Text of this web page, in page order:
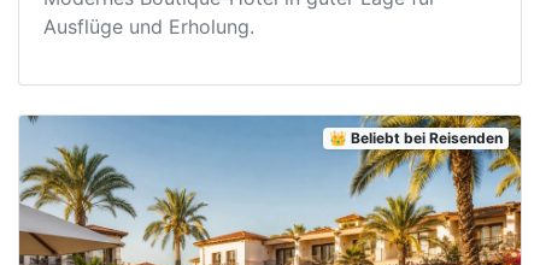
Ausflüge und Erholung.
👑 Beliebt bei Reisenden